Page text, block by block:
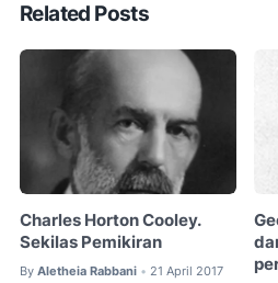
Related Posts
Charles Horton Cooley.
Sekilas Pemikiran
By Aletheia Rabbani • 21 April 2017